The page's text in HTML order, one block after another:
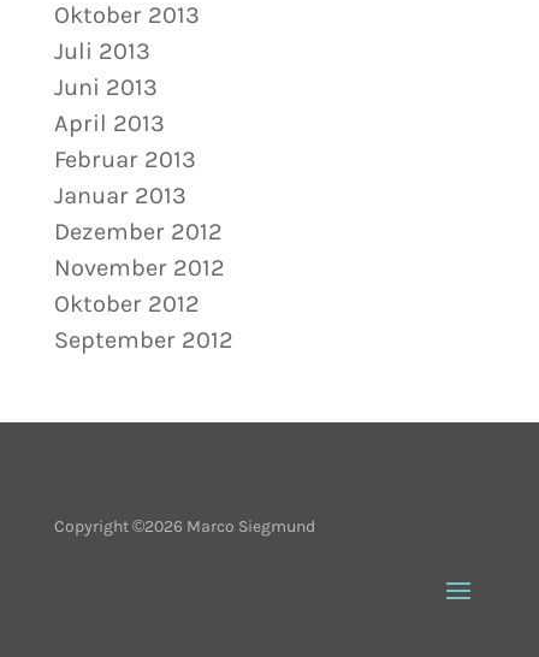
Oktober 2013
Juli 2013
Juni 2013
April 2013
Februar 2013
Januar 2013
Dezember 2012
November 2012
Oktober 2012
September 2012
Copyright ©2026 Marco Siegmund